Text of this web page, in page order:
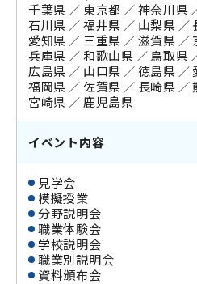
千葉県
東京都 神奈川県
石川県
福井県 山梨県
愛知県
三重県 滋賀県
兵庫県
和歌山県 鳥取県
広島県
山口県 徳島県
福岡県
佐賀県 長崎県
宮崎県
鹿児島県
イベント内容
見学会
模擬授業
分野説明会
職業体験会
学校説明会
職業別説明会
資料頒布会